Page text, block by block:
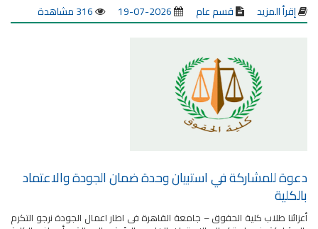
إقرأ المزيد قسم عام 2026-07-19 316 مشاهدة
دعوة للمشاركة في استبيان وحدة ضمان الجودة والاعتماد
بالكلية
أعزائنا طلاب كلية الحقوق – جامعة القاهرة فى اطار اعمال الجودة نرجو التكرم